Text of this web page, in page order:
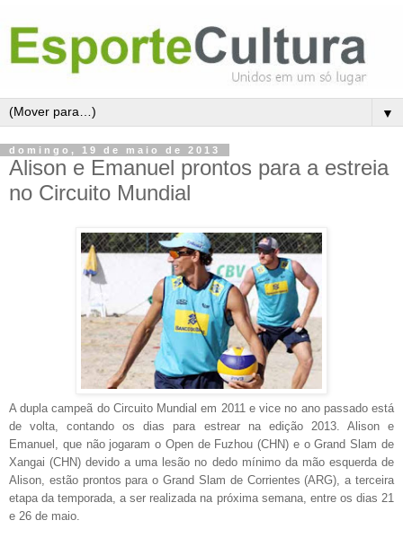
▼
domingo, 19 de maio de 2013
Alison e Emanuel prontos para a estreia
no Circuito Mundial
A dupla campeã do Circuito Mundial em 2011 e vice no ano passado está
de volta, contando os dias para estrear na edição 2013. Alison e
Emanuel, que não jogaram o Open de Fuzhou (CHN) e o Grand Slam de
Xangai (CHN) devido a uma lesão no dedo mínimo da mão esquerda de
Alison, estão prontos para o Grand Slam de Corrientes (ARG), a terceira
etapa da temporada, a ser realizada na próxima semana, entre os dias 21
e 26 de maio.